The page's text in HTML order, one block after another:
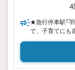
4
★急行停車駅「
で、子育てにも